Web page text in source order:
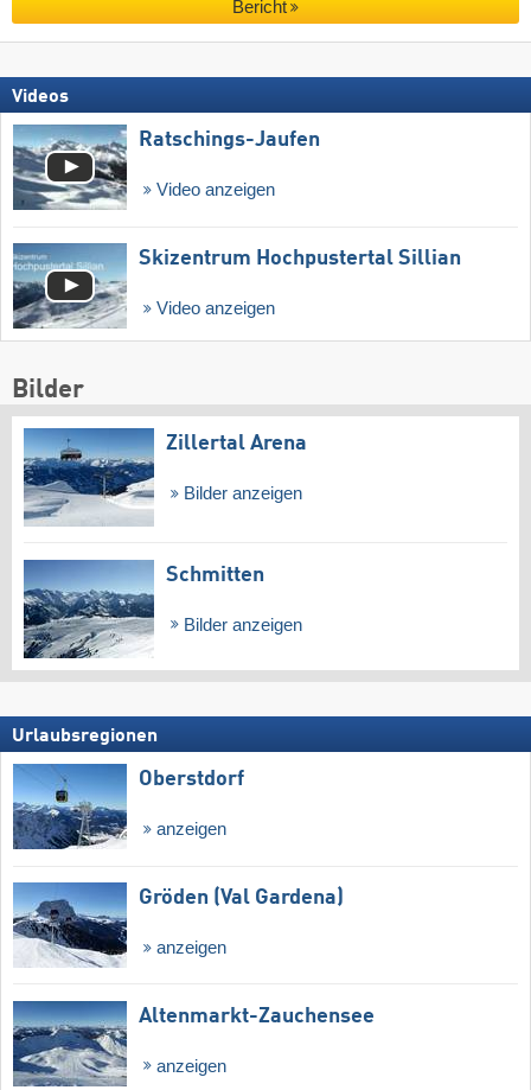
Bericht
Videos
Ratschings-Jaufen
Video anzeigen
Skizentrum Hochpustertal Sillian
Video anzeigen
Bilder
Zillertal Arena
Bilder anzeigen
Schmitten
Bilder anzeigen
Urlaubsregionen
Oberstdorf
anzeigen
Gröden (Val Gardena)
anzeigen
Altenmarkt-Zauchensee
anzeigen